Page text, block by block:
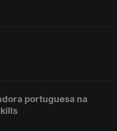
portuguesa na